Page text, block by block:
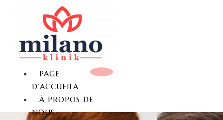
PAGE
D’ACCUEILA
À PROPOS DE
NOUS